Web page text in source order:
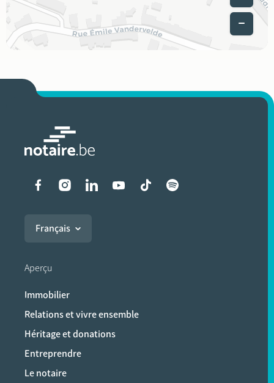
Liens vers les réseaux
Français
Aperçu
Immobilier
Relations et vivre ensemble
Héritage et donations
Entreprendre
Le notaire